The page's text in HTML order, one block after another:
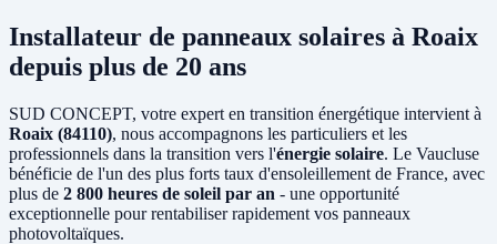
Installateur de panneaux solaires à Roaix
depuis plus de 20 ans
SUD CONCEPT, votre expert en transition énergétique intervient à
Roaix (84110), nous accompagnons les particuliers et les
professionnels dans la transition vers l'énergie solaire. Le Vaucluse
bénéficie de l'un des plus forts taux d'ensoleillement de France, avec
plus de 2 800 heures de soleil par an - une opportunité
exceptionnelle pour rentabiliser rapidement vos panneaux
photovoltaïques.